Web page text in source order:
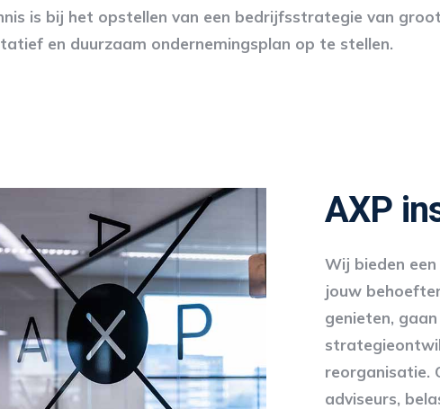
is bij het opstellen van een bedrijfsstrategie van
en duurzaam ondernemingsplan op te stellen.
AXP
Wij bieden
jouw
genieten,
reorganisatie.
adviseurs,